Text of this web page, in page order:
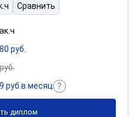
Сравнить
руб.
руб в месяц
диплом